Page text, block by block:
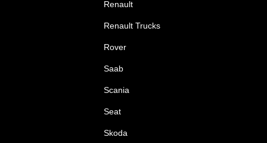
Renault
Renault Trucks
Rover
Saab
Scania
Seat
Skoda